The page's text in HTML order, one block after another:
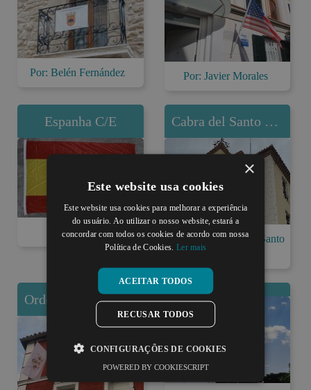
Por: Belén Fernández Por: Javier Morales
Espanha C/E
Por: Malcolm
Cabra del Santo Cristo
Por: Ayto Cabra del Santo
Ordem do Santo Sepulcro do Brasão de Jerusalém
×
Este website usa cookies
Este website usa cookies para melhorar a experiência
do usuário. Ao utilizar o nosso website, estará a
concordar com todos os cookies de acordo com nossa
Política de Cookies. Ler mais
ACEITAR TODOS
RECUSAR TODOS
CONFIGURAÇÕES DE COOKIES
POWERED BY COOKIESCRIPT